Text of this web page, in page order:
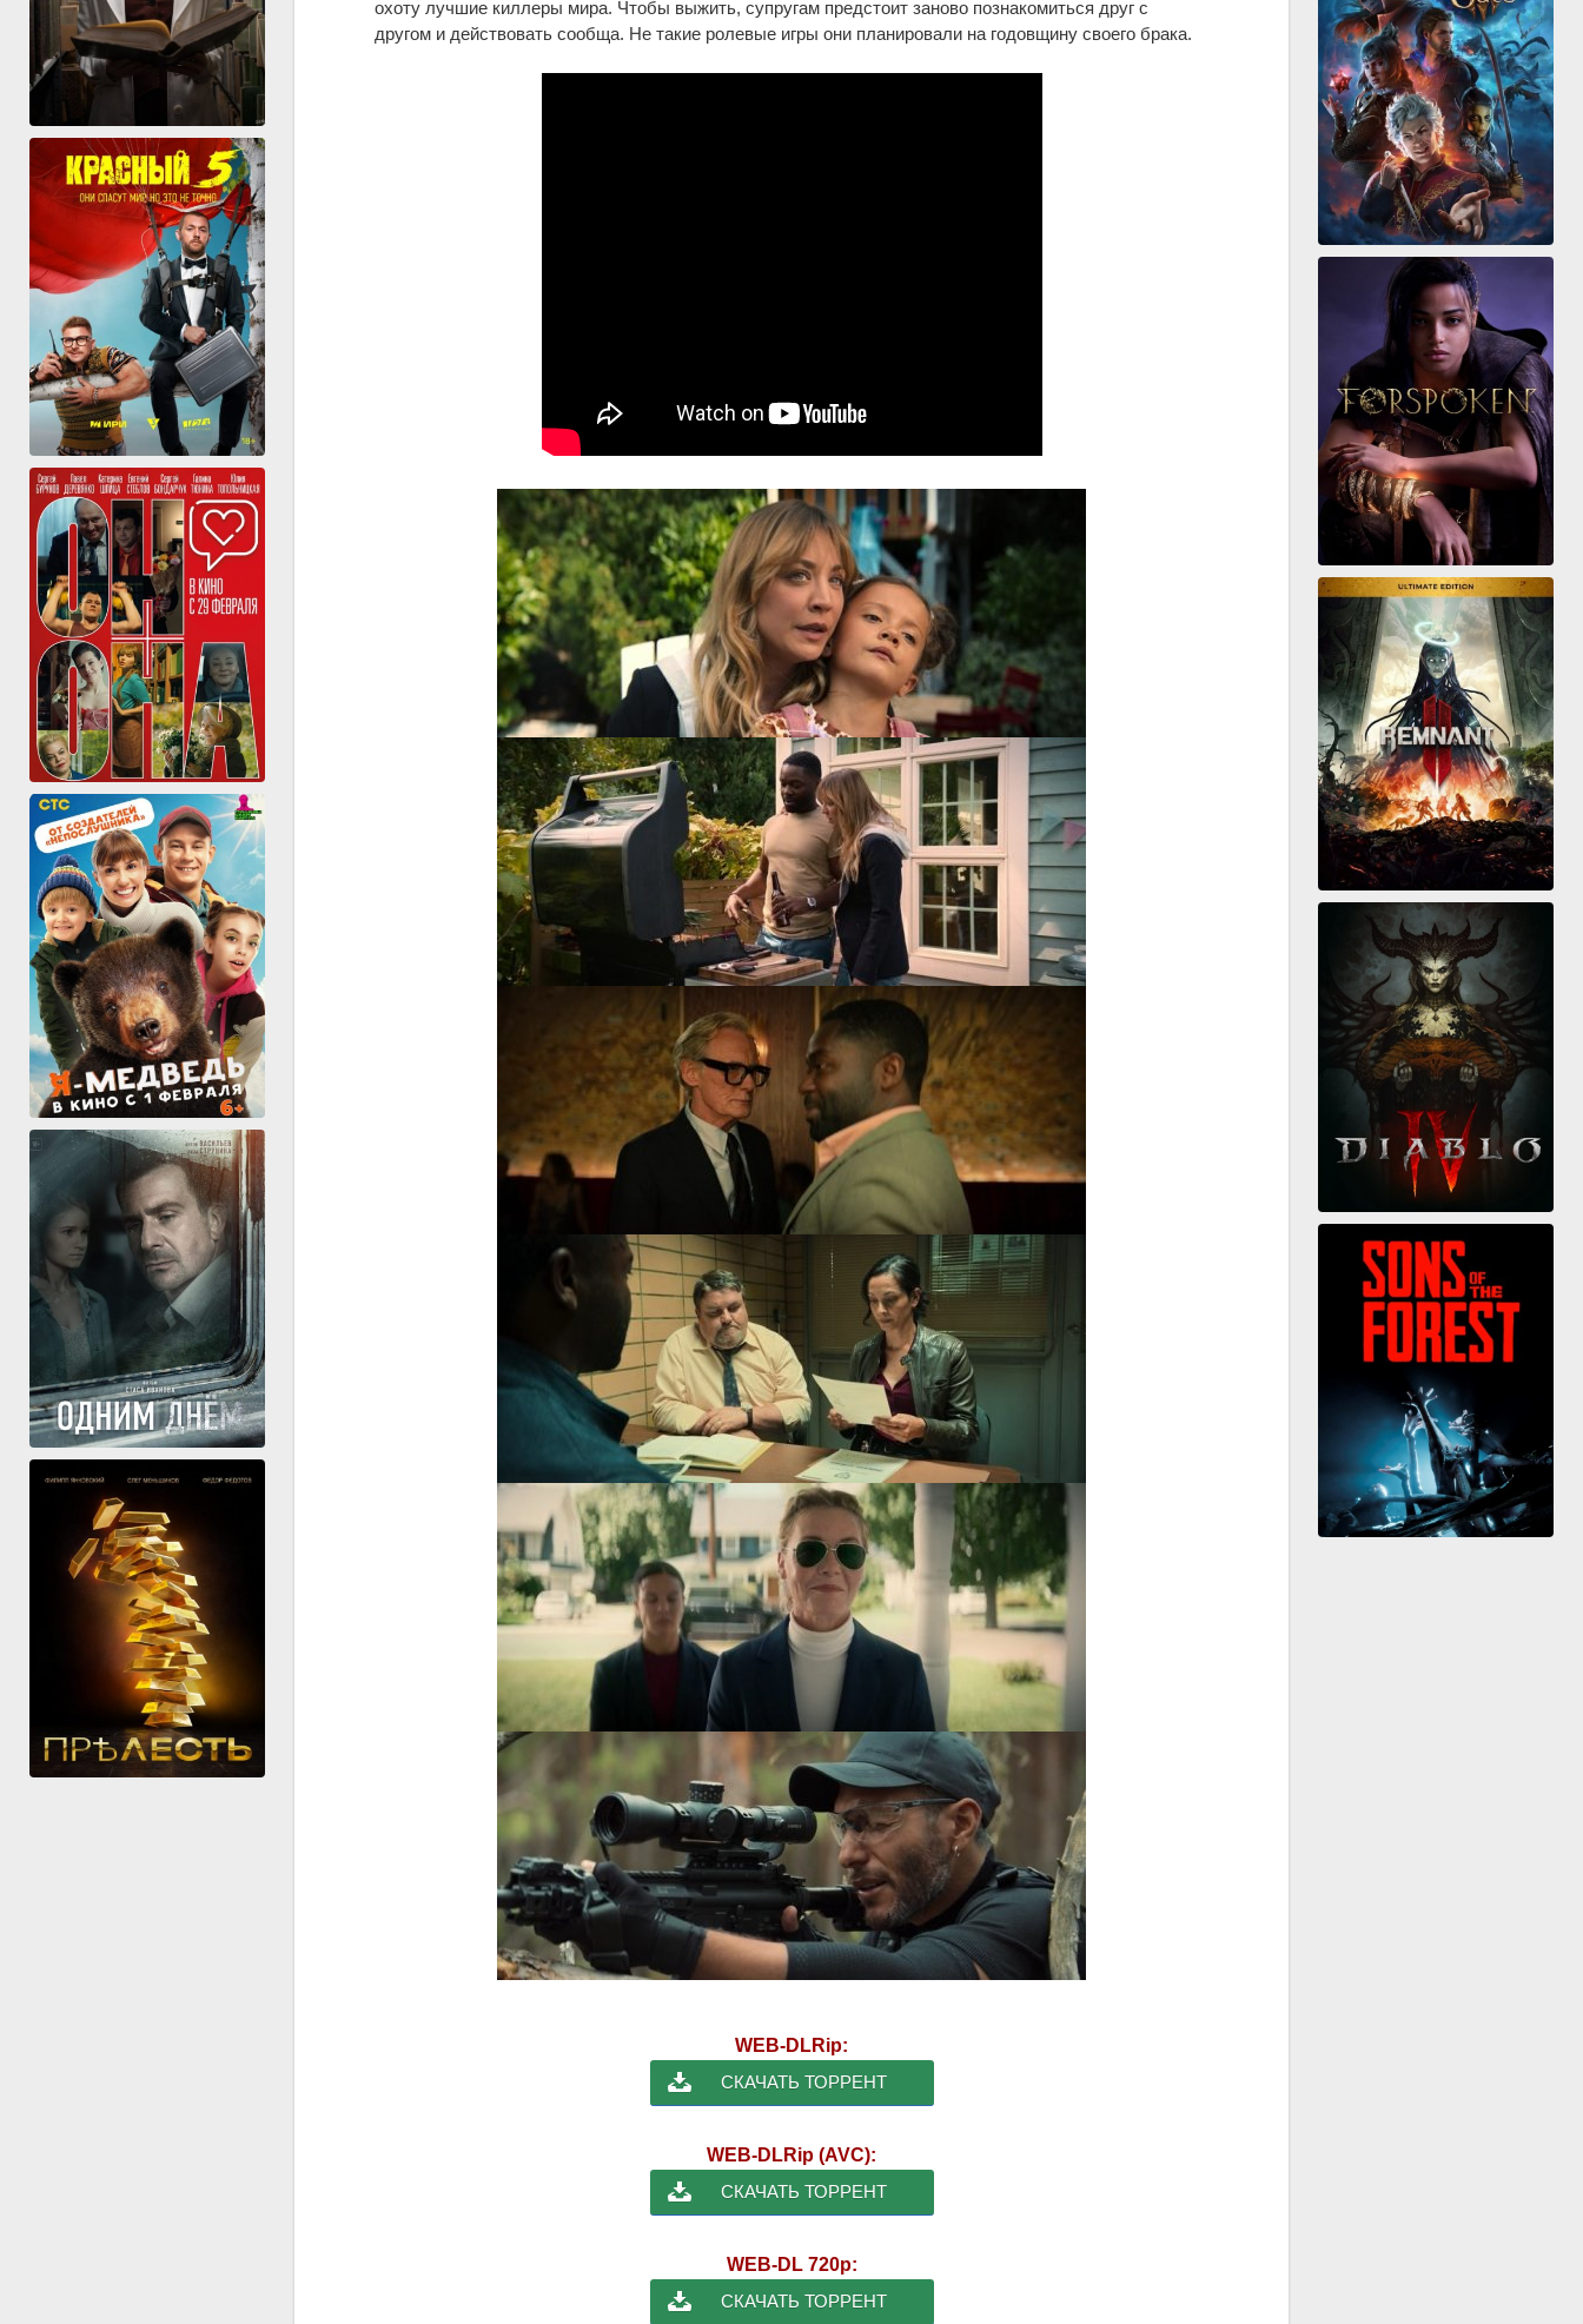
охоту лучшие киллеры мира. Чтобы выжить, супругам предстоит заново познакомиться друг с
другом и действовать сообща. Не такие ролевые игры они планировали на годовщину своего брака.
WEB-DLRip:
СКАЧАТЬ ТОРРЕНТ
WEB-DLRip (AVC):
СКАЧАТЬ ТОРРЕНТ
WEB-DL 720p:
СКАЧАТЬ ТОРРЕНТ